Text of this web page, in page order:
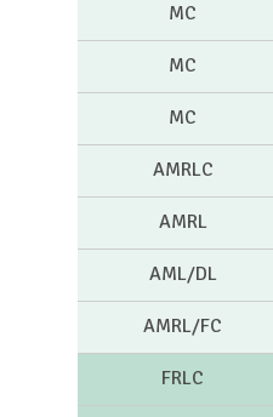
MC
MC
MC
AMRLC
AMRL
AML/DL
AMRL/FC
FRLC